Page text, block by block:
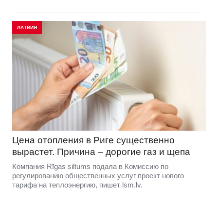
ЛАТВИЯ
Цена отопления в Риге существенно
вырастет. Причина – дорогие газ и щепа
Компания Rīgas siltums подала в Комиссию по
регулированию общественных услуг проект нового
тарифа на теплоэнергию, пишет lsm.lv.